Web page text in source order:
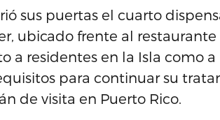
sus puertas el cuarto
ubicado frente al restaurante
a residentes en la Isla como
para continuar su
de visita en Puerto Rico.